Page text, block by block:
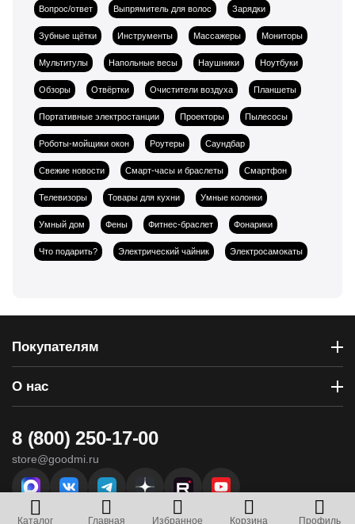
Вопрос/ответ Выпрямитель для волос Зарядки
Зубные щётки Инструменты Массажеры Мониторы
Мультитулы Напольные весы Наушники Ноутбуки
Обзоры Отвёртки Очистители воздуха Планшеты
Портативные электростанции Проекторы Пылесосы
Роботы-мойщики окон Роутеры Саундбар
Свежие новости Смарт-часы и браслеты Смартфон
Телевизоры Товары для кухни Умные колонки
Умный дом Фены Фитнес-браслет Фонарики
Что подарить? Электрический чайник Электросамокаты
Покупателям
О нас
8 (800) 250-17-00
store@goodmi.ru
г. Севастополь, ул. Вакуленчука, 29 - ТЦ «Муссон»
Главная
Каталог Корзина
Избранное Профиль